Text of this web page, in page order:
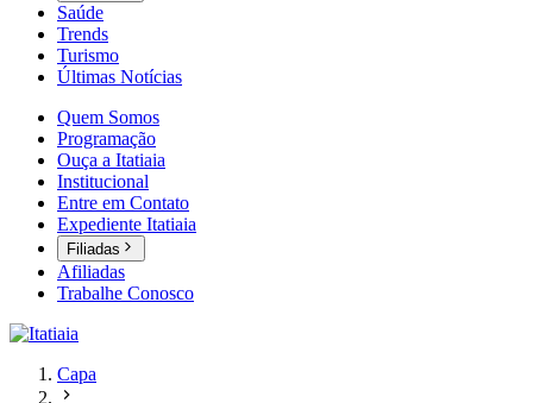
Saúde
Trends
Turismo
Últimas Notícias
Quem Somos
Programação
Ouça a Itatiaia
Institucional
Entre em Contato
Expediente Itatiaia
Filiadas
Afiliadas
Trabalhe Conosco
Capa